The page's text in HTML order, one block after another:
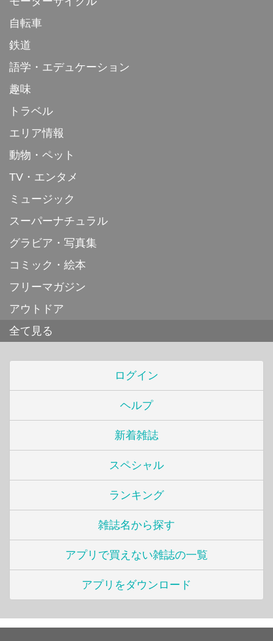
自転車
鉄道
語学・エデュケーション
趣味
トラベル
エリア情報
動物・ペット
TV・エンタメ
ミュージック
スーパーナチュラル
グラビア・写真集
コミック・絵本
フリーマガジン
アウトドア
全て見る
ログイン
ヘルプ
新着雑誌
スペシャル
ランキング
雑誌名から探す
アプリで買えない雑誌の一覧
アプリをダウンロード